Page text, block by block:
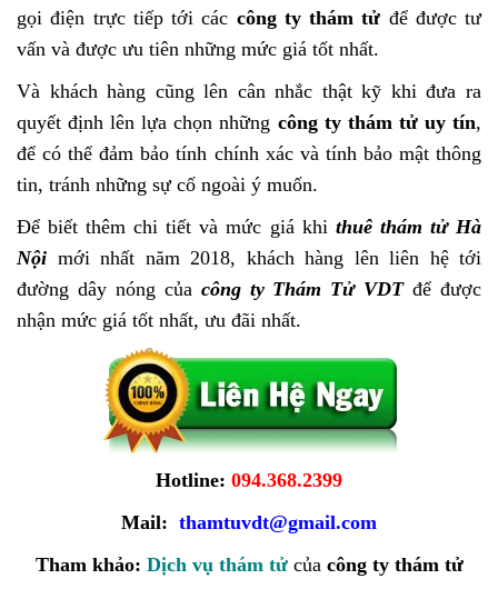
gọi điện trực tiếp tới các công ty thám tử để được tư
vấn và được ưu tiên những mức giá tốt nhất.
Và khách hàng cũng lên cân nhắc thật kỹ khi đưa ra
quyết định lên lựa chọn những công ty thám tử uy tín,
để có thể đảm bảo tính chính xác và tính bảo mật thông
tin, tránh những sự cố ngoài ý muốn.
Để biết thêm chi tiết và mức giá khi thuê thám tử Hà
Nội mới nhất năm 2018, khách hàng lên liên hệ tới
đường dây nóng của công ty Thám Tử VDTđể được
nhận mức giá tốt nhất, ưu đãi nhất.
Hotline: 094.368.2399
Mail: thamtuvdt@gmail.com
Tham khảo: Dịch vụ thám tử của công ty thám tử